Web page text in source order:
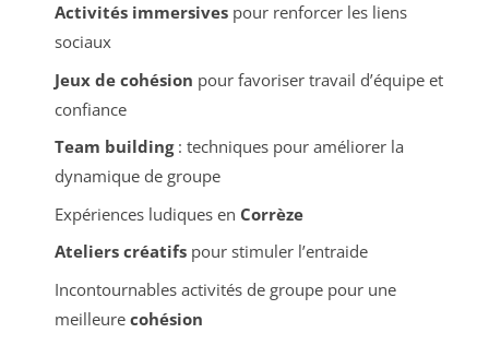
Activités immersivespour renforcer les liens
sociaux
Jeux de cohésion pour favoriser travail d’équipe et
confiance
Team building: techniques pour améliorer la
dynamique de groupe
Expériences ludiques en Corrèze
Ateliers créatifspour stimuler l’entraide
Incontournables activités de groupe pour une
meilleure cohésion